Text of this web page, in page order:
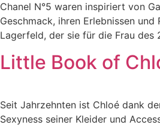
Chanel N°5 waren inspiriert von
Geschmack, ihren Erlebnissen und
Lagerfeld, der sie für die Frau des
Little Book of
Seit Jahrzehnten ist Chloé dank
Sexyness seiner Kleider und